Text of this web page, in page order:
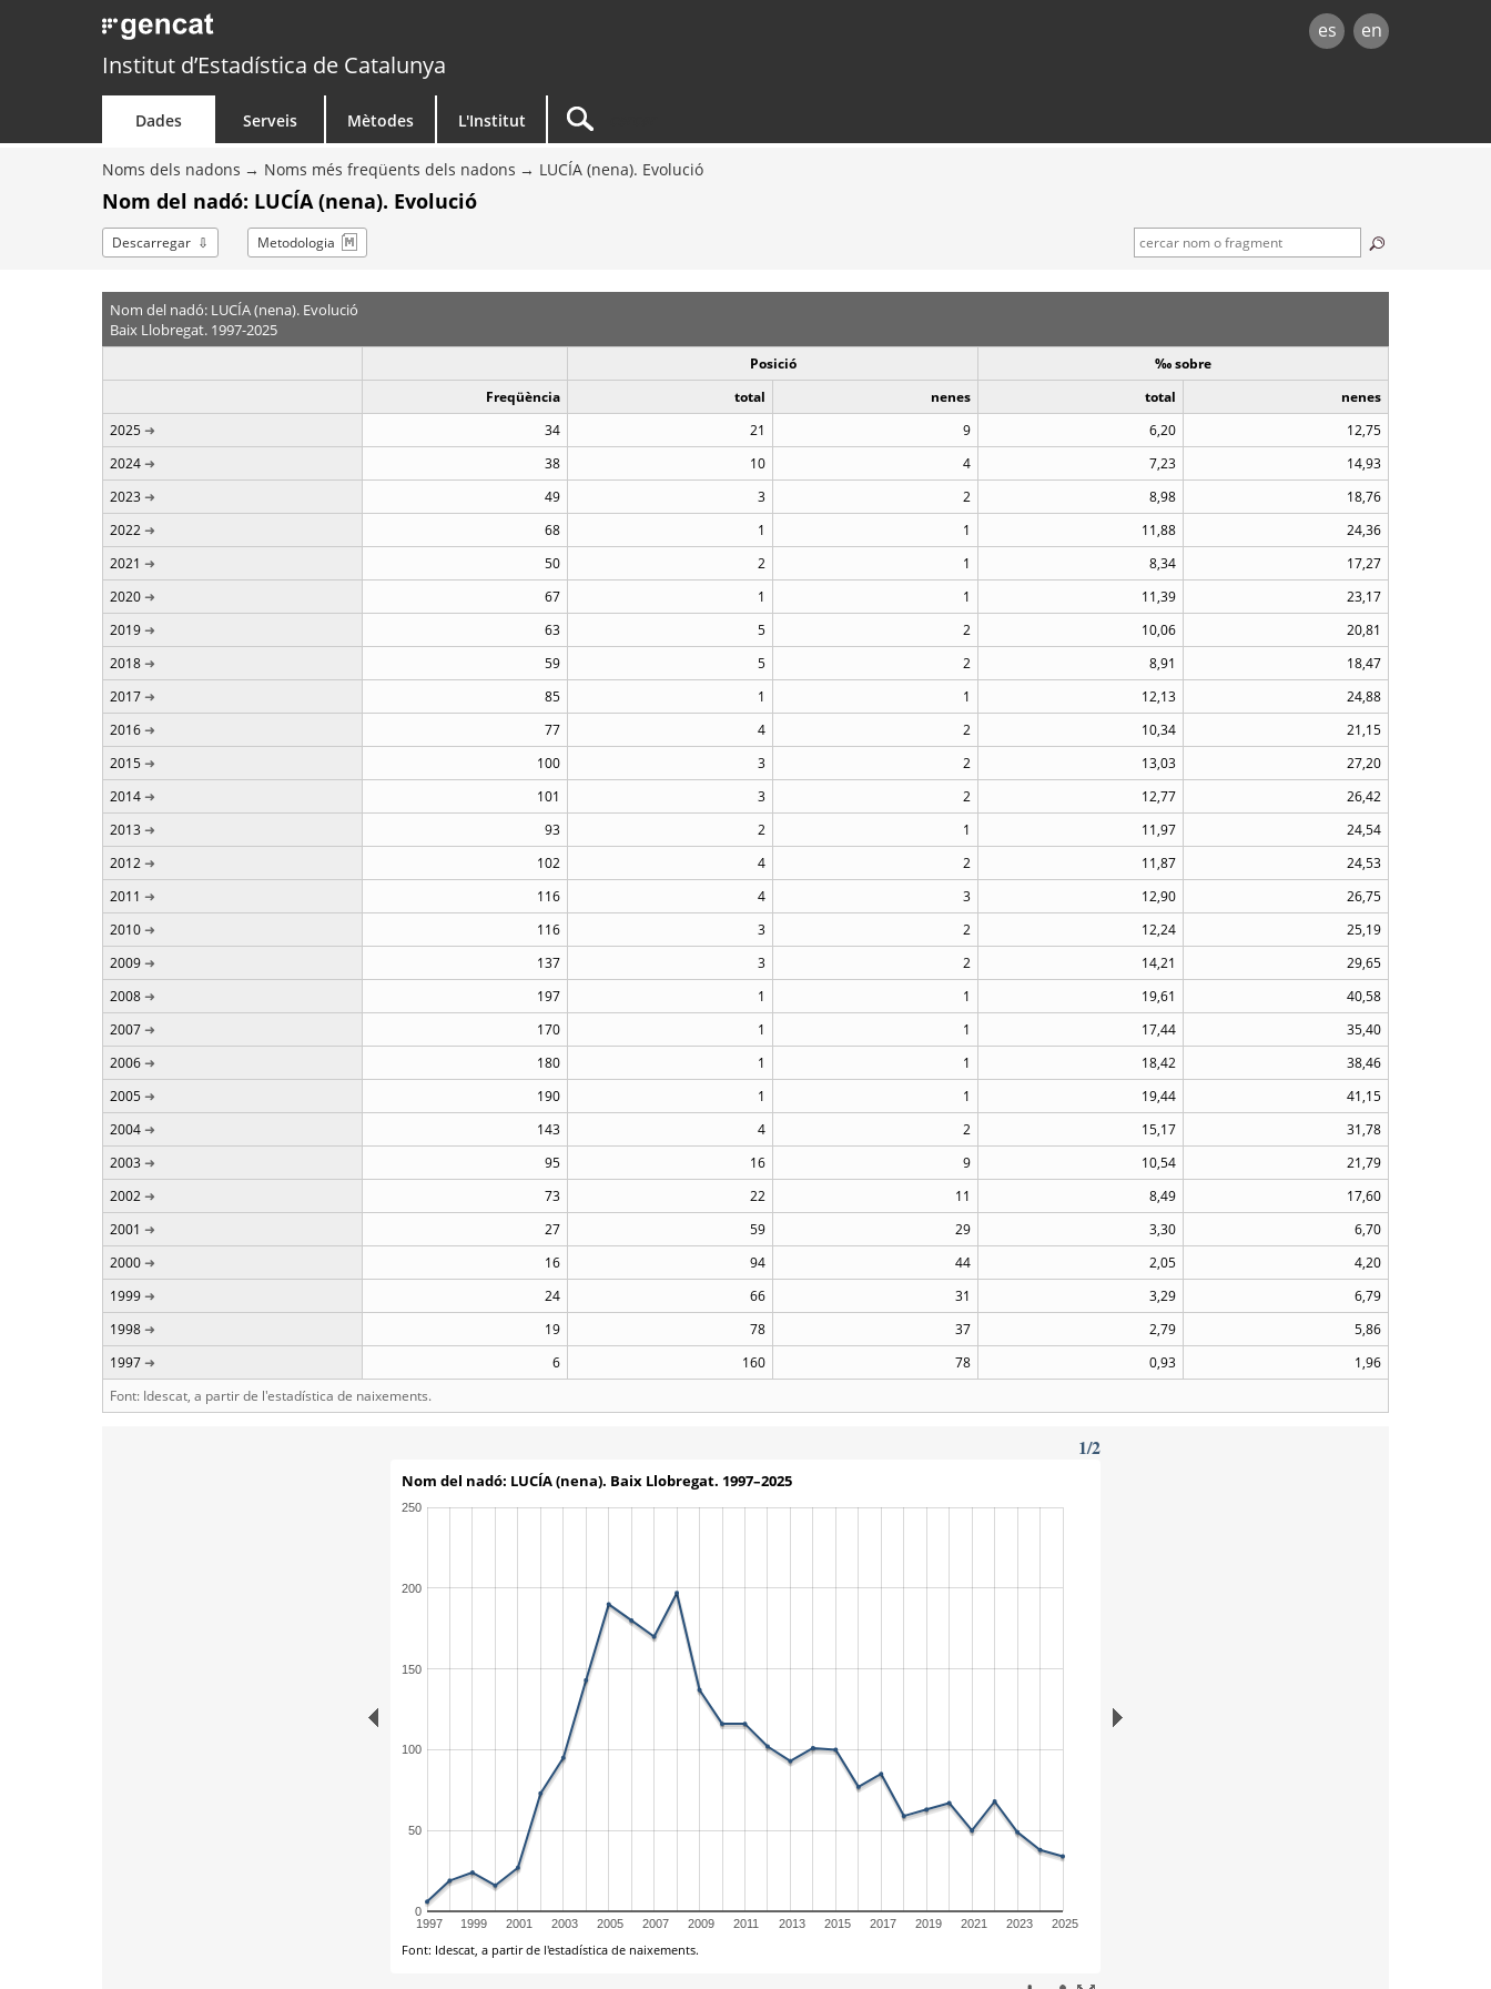
es en
Institut d’Estadística de Catalunya
Dades Serveis Mètodes L'Institut
Noms dels nadons Noms més freqüents dels nadons LUCÍA (nena). Evolució
Nom del nadó: LUCÍA (nena). Evolució
Descarregar Metodologia
Nom del nadó: LUCÍA (nena). Evolució
Baix Llobregat. 1997-2025
Posició
‰ sobre
Freqüència
total nenes total
nenes
2025
34 21 9 6,20
12,75
2024
38 10 4 7,23
14,93
2023
49 3 2 8,98
18,76
2022
68 1 1 11,88
24,36
2021
50 2 1 8,34
17,27
2020
67 1 1 11,39
23,17
2019
63 5 2 10,06
20,81
2018
59 5 2 8,91
18,47
2017
85 1 1 12,13
24,88
2016
77 4 2 10,34
21,15
2015
100 3 2 13,03
27,20
2014
101 3 2 12,77
26,42
2013
93 2 1 11,97
24,54
2012
102 4 2 11,87
24,53
2011
116 4 3 12,90
26,75
2010
116 3 2 12,24
25,19
2009
137 3 2 14,21
29,65
2008
197 1 1 19,61
40,58
2007
170 1 1 17,44
35,40
2006
180 1 1 18,42
38,46
2005
190 1 1 19,44
41,15
2004
143 4 2 15,17
31,78
2003
95 16 9 10,54
21,79
2002
73 22 11 8,49
17,60
2001
27 59 29 3,30
6,70
2000
16 94 44 2,05
4,20
1999
24 66 31 3,29
6,79
1998
19 78 37 2,79
5,86
1997
6 160 78 0,93
1,96
Font: Idescat, a partir de l'estadística de naixements.